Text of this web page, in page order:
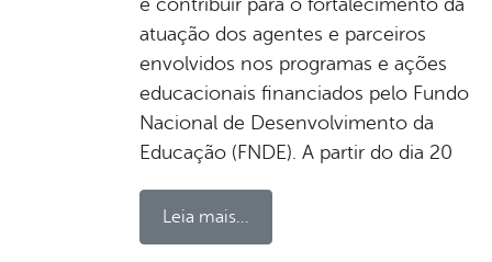
atuação dos agentes e parceiros
envolvidos nos programas e ações
educacionais financiados pelo Fundo
Nacional de Desenvolvimento da
Educação (FNDE). A partir do dia 20
Leia mais...